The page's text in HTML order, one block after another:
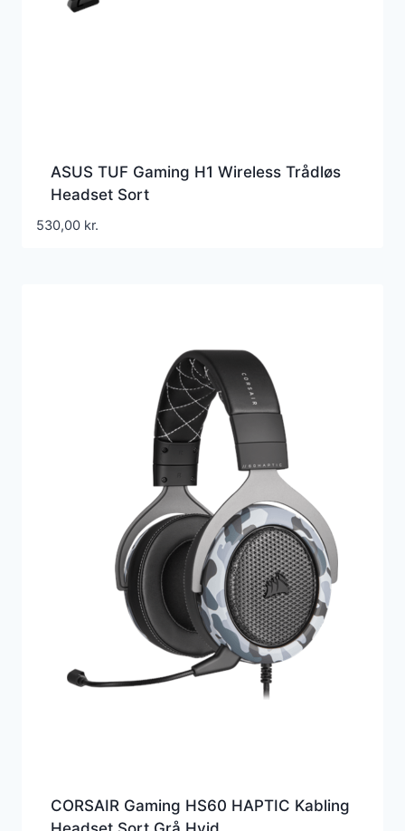
ASUS TUF Gaming H1 Wireless Trådløs
Headset Sort
530,00 kr.
CORSAIR Gaming HS60 HAPTIC Kabling